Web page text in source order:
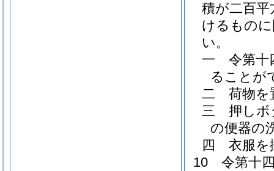
積が二百
けるもの
い。
一
令第十
ることが
二
荷物を
三
押しボ
の便器の
四
衣服を
10
令第十